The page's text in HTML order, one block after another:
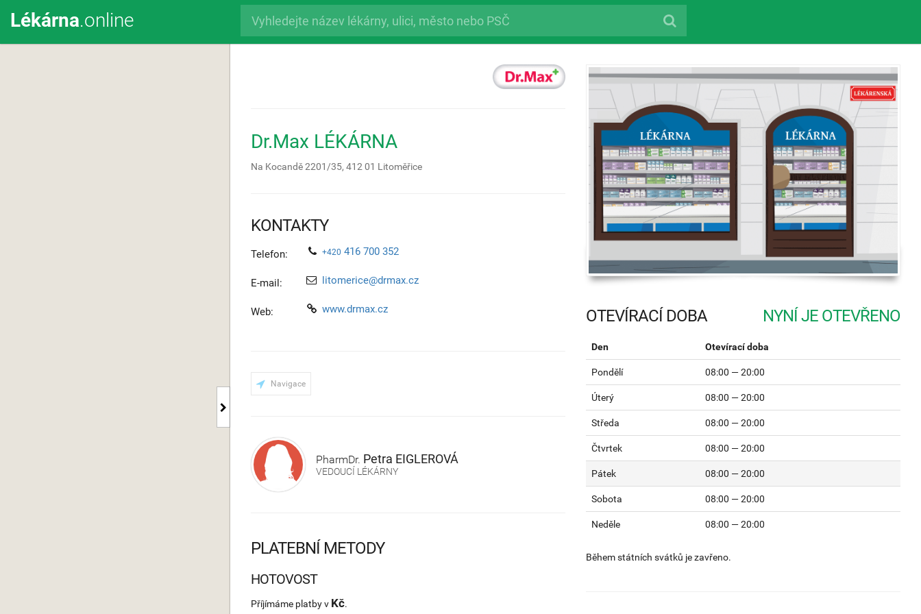
Lékárna.online
Dr.Max LÉKÁRNA
Na Kocandě 2201/35, 412 01 Litoměřice
KONTAKTY
Telefon: +420 416 700 352
E-mail: litomerice@drmax.cz
Web: www.drmax.cz
Navigace
PharmDr. Petra EIGLEROVÁ
VEDOUCÍ LÉKÁRNY
OTEVÍRACÍ DOBA
Den Otevírací doba
Pondělí 08:00 — 20:00
Úterý 08:00 — 20:00
Středa 08:00 — 20:00
Čtvrtek 08:00 — 20:00
Pátek 08:00 — 20:00
Sobota 08:00 — 20:00
Neděle 08:00 — 20:00
Během státních svátků je zavřeno.
PLATEBNÍ METODY
HOTOVOST
Příjímáme platby v Kč.